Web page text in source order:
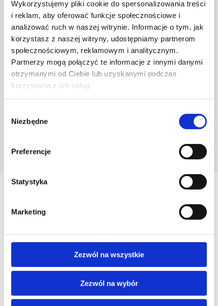
Wykorzystujemy pliki cookie do spersonalizowania treści
i reklam, aby oferować funkcje społecznościowe i
analizować ruch w naszej witrynie. Informacje o tym, jak
korzystasz z naszej witryny, udostępniamy partnerom
społecznościowym, reklamowym i analitycznym.
Partnerzy mogą połączyć te informacje z innymi danymi
otrzymanymi od Ciebie lub uzyskanymi podczas
korzystania z ich usług.
zgody
Niezbędne
Preferencje
Statystyka
Marketing
Zezwól na wszystkie
Zezwól na wybór
POZNAJ PROJEKTANTA
Podobne produkty